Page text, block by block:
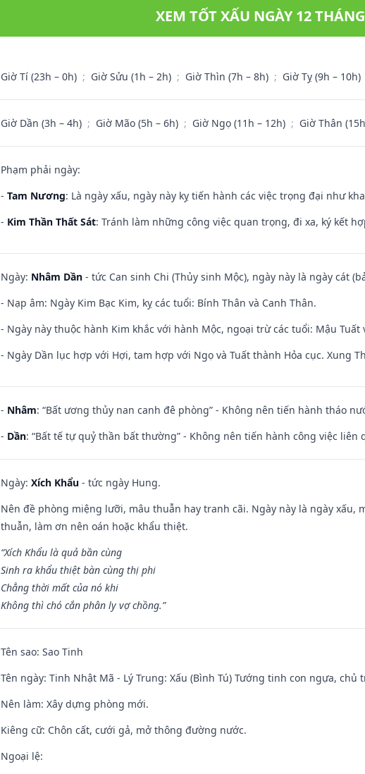
XEM TỐT XẤU NGÀY 12
Giờ Tí (23h – 0h) ; Giờ Sửu (1h – 2h) ; Giờ Thìn (7h – 8h) ; Giờ Tỵ (9h – 10h)
Giờ Dần (3h – 4h) ; Giờ Mão (5h – 6h) ; Giờ Ngọ (11h – 12h) ; Giờ Thân
Phạm phải ngày:
- Tam Nương: Là ngày xấu, ngày này kỵ tiến hành các việc trọng đại như
- Kim Thần Thất Sát: Tránh làm những công việc quan trọng, đi xa, ký kết
Ngày: Nhâm Dần - tức Can sinh Chi (Thủy sinh Mộc), ngày này là ngày cát
- Nạp âm: Ngày Kim Bạc Kim, kỵ các tuổi: Bính Thân và Canh Thân.
- Ngày này thuộc hành Kim khắc với hành Mộc, ngoại trừ các tuổi: Mậu Tuất
- Ngày Dần lục hợp với Hợi, tam hợp với Ngọ và Tuất thành Hỏa cục. Xung
- Nhâm: “Bất ương thủy nan canh đê phòng” - Không nên tiến hành tháo
- Dần: “Bất tế tự quỷ thần bất thường” - Không nên tiến hành công việc
Ngày: Xích Khẩu - tức ngày Hung.
Nên đề phòng miệng lưỡi, mâu thuẫn hay tranh cãi. Ngày này là ngày xấu,
thuẫn, làm ơn nên oán hoặc khẩu thiệt.
“Xích Khẩu là quả bần cùng
Sinh ra khẩu thiệt bàn cùng thị phi
Chẳng thời mất của nó khi
Không thì chó cắn phân ly vợ chồng.”
Tên sao: Sao Tinh
Tên ngày: Tinh Nhật Mã - Lý Trung: Xấu (Bình Tú) Tướng tinh con ngựa, chủ
Nên làm: Xây dựng phòng mới.
Kiêng cữ: Chôn cất, cưới gả, mở thông đường nước.
Ngoại lệ: